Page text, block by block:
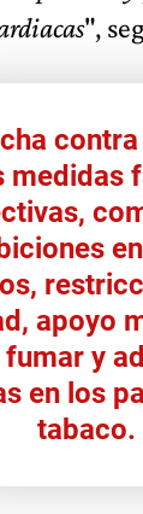
",
medidas
apoyo
y
en los
tabaco.